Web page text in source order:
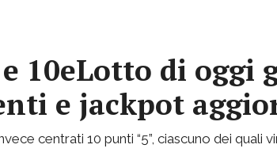
10eLotto di oggi
e jackpot
centrati 10 punti “5”, ciascuno dei quali